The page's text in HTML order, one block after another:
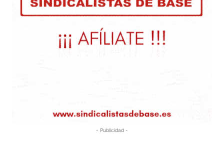
- Publicidad -